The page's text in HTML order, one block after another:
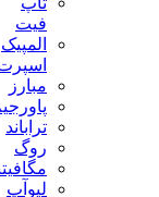
المپیک
اسپرت
مبارز
پاورجیم
تراباند
روگ
مگافیتنس
لیوآپ